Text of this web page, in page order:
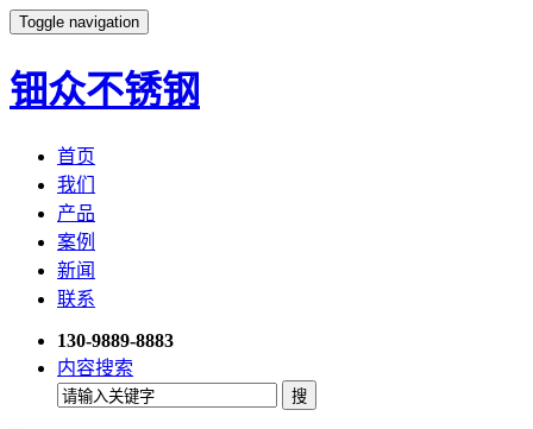
Toggle navigation
钿众不锈钢
首页
我们
产品
案例
新闻
联系
130-9889-8883
内容搜索